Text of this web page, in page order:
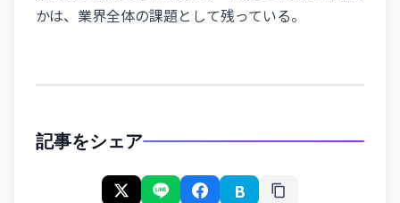
かは、業界全体の課題として残っている。
記事をシェア
B